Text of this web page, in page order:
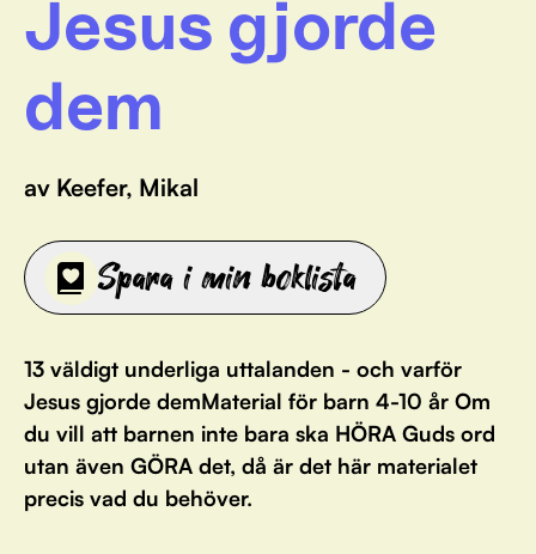
Jesus gjorde
dem
av Keefer, Mikal
Spara i min boklista
13 väldigt underliga uttalanden - och varför
Jesus gjorde demMaterial för barn 4-10 år Om
du vill att barnen inte bara ska HÖRA Guds ord
utan även GÖRA det, då är det här materialet
precis vad du behöver.